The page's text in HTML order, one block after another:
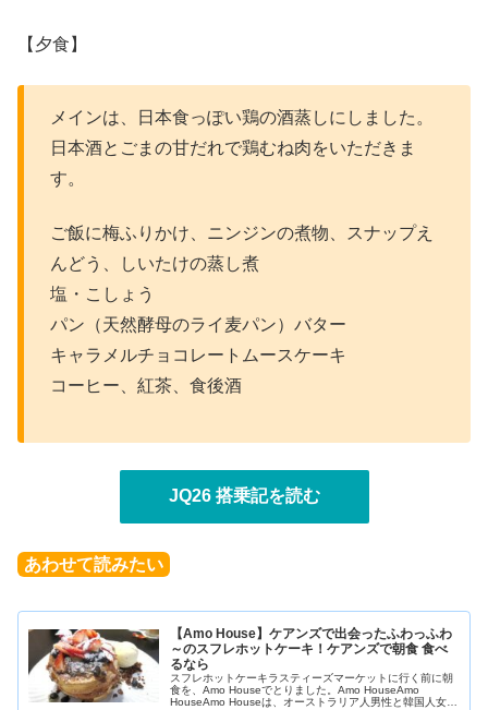
【夕食】
メインは、日本食っぽい鶏の酒蒸しにしました。
日本酒とごまの甘だれで鶏むね肉をいただきま
す。
ご飯に梅ふりかけ、ニンジンの煮物、スナップえ
んどう、しいたけの蒸し煮
塩・こしょう
パン（天然酵母のライ麦パン）バター
キャラメルチョコレートムースケーキ
コーヒー、紅茶、食後酒
JQ26 搭乗記を読む
あわせて読みたい
【Amo House】ケアンズで出会ったふわっふわ
～のスフレホットケーキ！ケアンズで朝食 食べ
るなら
スフレホットケーキラスティーズマーケットに行く前に朝
食を、Amo Houseでとりました。Amo HouseAmo
HouseAmo Houseは、オーストラリア人男性と韓国人女性